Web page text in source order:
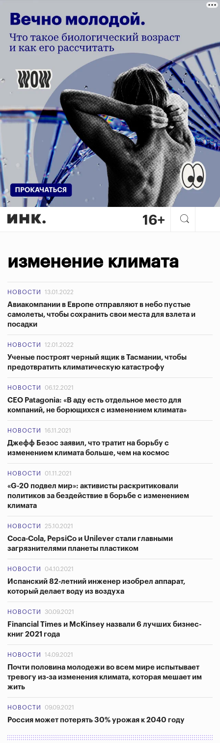
изменение климата
НОВОСТИ 13.01.2022
Авиакомпании в Европе отправляют в небо пустые
самолеты, чтобы сохранить свои места для взлета и
посадки
НОВОСТИ 12.01.2022
Ученые построят черный ящик в Тасмании, чтобы
предотвратить климатическую катастрофу
НОВОСТИ 06.12.2021
CEO Patagonia: «В аду есть отдельное место для
компаний, не борющихся с изменением климата»
НОВОСТИ 16.11.2021
Джефф Безос заявил, что тратит на борьбу с
изменением климата больше, чем на космос
НОВОСТИ 01.11.2021
«G-20 подвел мир»: активисты раскритиковали
политиков за бездействие в борьбе с изменением
климата
НОВОСТИ 25.10.2021
Coca-Cola, PepsiCo и Unilever стали главными
загрязнителями планеты пластиком
НОВОСТИ 04.10.2021
Испанский 82-летний инженер изобрел аппарат,
который делает воду из воздуха
НОВОСТИ 30.09.2021
Financial Times и McKinsey назвали 6 лучших бизнес-
книг 2021 года
НОВОСТИ 14.09.2021
Почти половина молодежи во всем мире испытывает
тревогу из-за изменения климата, которая мешает им
жить
НОВОСТИ 09.09.2021
Россия может потерять 30% урожая к 2040 году